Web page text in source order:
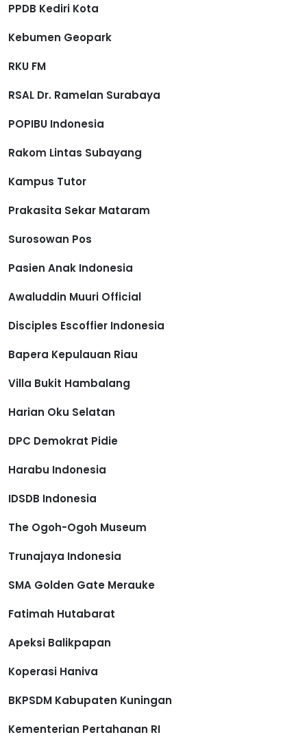
PPDB Kediri Kota
Kebumen Geopark
RKU FM
RSAL Dr. Ramelan Surabaya
POPIBU Indonesia
Rakom Lintas Subayang
Kampus Tutor
Prakasita Sekar Mataram
Surosowan Pos
Pasien Anak Indonesia
Awaluddin Muuri Official
Disciples Escoffier Indonesia
Bapera Kepulauan Riau
Villa Bukit Hambalang
Harian Oku Selatan
DPC Demokrat Pidie
Harabu Indonesia
IDSDB Indonesia
The Ogoh-Ogoh Museum
Trunajaya Indonesia
SMA Golden Gate Merauke
Fatimah Hutabarat
Apeksi Balikpapan
Koperasi Haniva
BKPSDM Kabupaten Kuningan
Kementerian Pertahanan RI